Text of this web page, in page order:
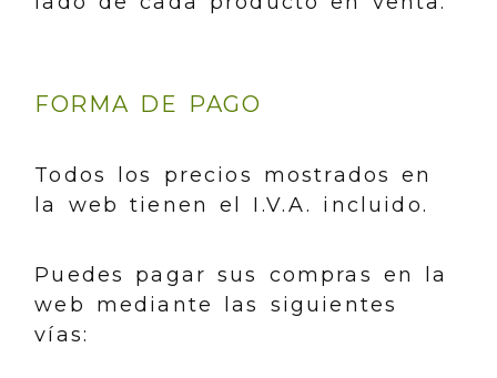
FORMA DE PAGO
Todos los precios mostrados en
la web tienen el I.V.A. incluido.
Puedes pagar sus compras en la
web mediante las siguientes
vías: